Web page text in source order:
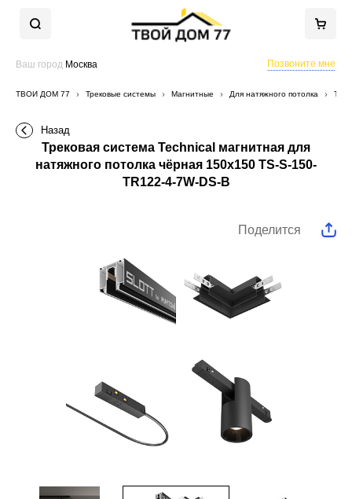
Ваш город Москва Позвоните мне
ТВОЙ ДОМ 77 Трековые системы Магнитные Для натяжного потолка
Назад
Трековая система Technical магнитная для
натяжного потолка чёрная 150x150 TS-S-150-
TR122-4-7W-DS-B
Поделится